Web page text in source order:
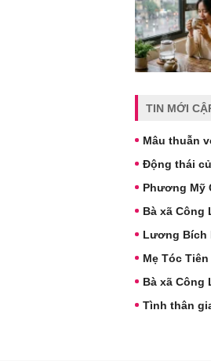
TIN MỚI
Mâu thuẫn
Động thái
Phương Mỹ
Bà xã
Lương Bích
Mẹ Tóc
Bà xã Công
Tình thân